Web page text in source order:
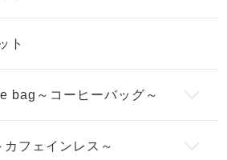
ト
bag～コーヒーバッグ～
フェインレス～